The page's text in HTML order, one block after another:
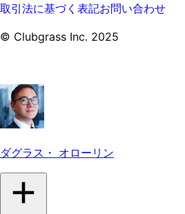
取引法に基づく表記お問い合わせ
© Clubgrass Inc. 2025
ダグラス・ オローリン